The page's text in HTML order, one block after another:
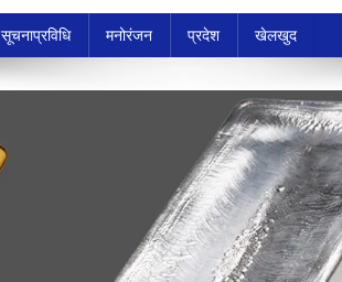
सूचनाप्रविधि मनोरंजन प्रदेश खेलखुद